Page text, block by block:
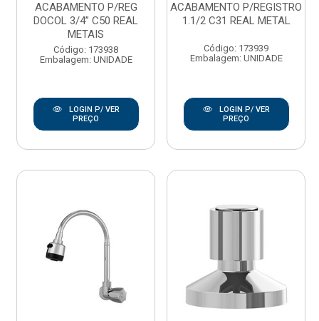
ACABAMENTO P/REG
DOCOL 3/4” C50 REAL
METAIS
Código: 173938
Embalagem: UNIDADE
LOGIN P/ VER
PREÇO
ACABAMENTO P/REGISTRO
1.1/2 C31 REAL METAL
Código: 173939
Embalagem: UNIDADE
LOGIN P/ VER
PREÇO